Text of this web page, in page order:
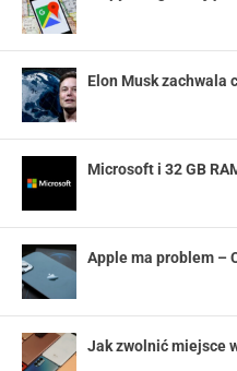
Elon Musk zachwala
Microsoft i 32 GB
Apple ma problem –
Jak zwolnić miejsce